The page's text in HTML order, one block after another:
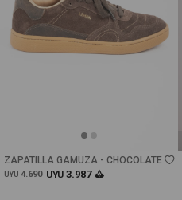
ZAPATILLA GAMUZA - CHOCOLATE
UYU 4.690 UYU 3.987